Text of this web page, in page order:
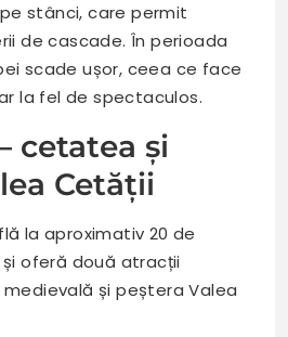
stânci, care permit
de cascade. În perioada
scade ușor, ceea ce face
la fel de spectaculos.
cetatea și
Cetății
la aproximativ 20 de
oferă două atracții
și peștera Valea